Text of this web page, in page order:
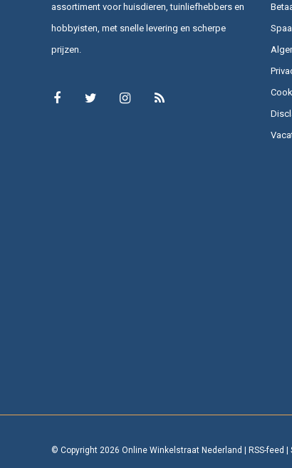
assortiment voor huisdieren, tuinliefhebbers en
hobbyisten, met snelle levering en scherpe
prijzen.
© Copyright 2026 Online Winkelstraat Nederland | RSS-feed |